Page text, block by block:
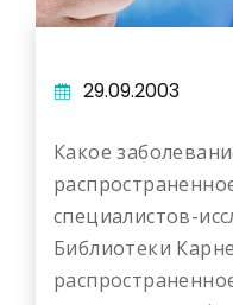
29.09.2003
Какое
специалистов-
Библиотеки